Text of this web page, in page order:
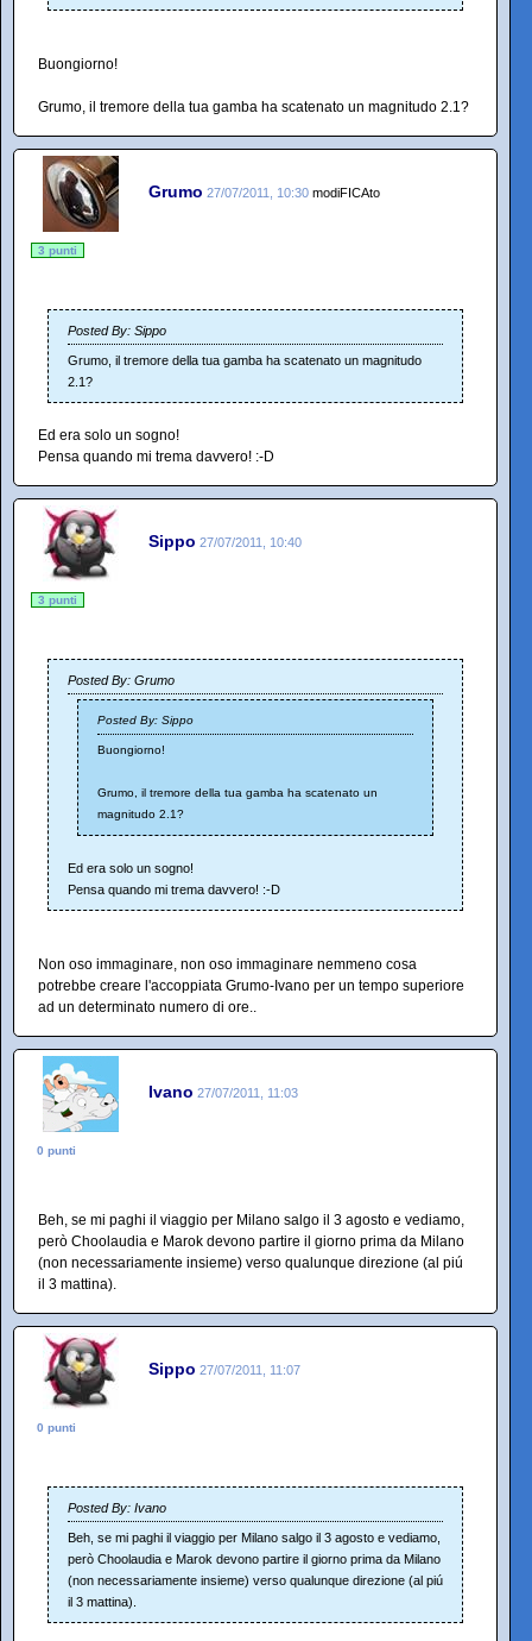
Buongiorno!
Grumo, il tremore della tua gamba ha scatenato un magnitudo 2.1?
Grumo 27/07/2011, 10:30 modiFICAto
3 punti
Posted By: Sippo
Grumo, il tremore della tua gamba ha scatenato un magnitudo
2.1?
Ed era solo un sogno!
Pensa quando mi trema davvero! :-D
Sippo 27/07/2011, 10:40
3 punti
Posted By: Grumo
Posted By: Sippo
Buongiorno!
Grumo, il tremore della tua gamba ha scatenato un
magnitudo 2.1?
Ed era solo un sogno!
Pensa quando mi trema davvero! :-D
Non oso immaginare, non oso immaginare nemmeno cosa
potrebbe creare l'accoppiata Grumo-Ivano per un tempo superiore
ad un determinato numero di ore..
Ivano 27/07/2011, 11:03
0 punti
Beh, se mi paghi il viaggio per Milano salgo il 3 agosto e vediamo,
però Choolaudia e Marok devono partire il giorno prima da Milano
(non necessariamente insieme) verso qualunque direzione (al piú
il 3 mattina).
Sippo 27/07/2011, 11:07
0 punti
Posted By: Ivano
Beh, se mi paghi il viaggio per Milano salgo il 3 agosto e vediamo,
però Choolaudia e Marok devono partire il giorno prima da Milano
(non necessariamente insieme) verso qualunque direzione (al piú
il 3 mattina).